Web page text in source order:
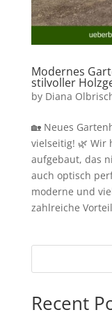
Modernes
stilvoller
by Diana
🏡 Neues
vielseitig! 🌿 Wir
aufgebaut, das
auch optisch
moderne und
zahlreiche
Recent